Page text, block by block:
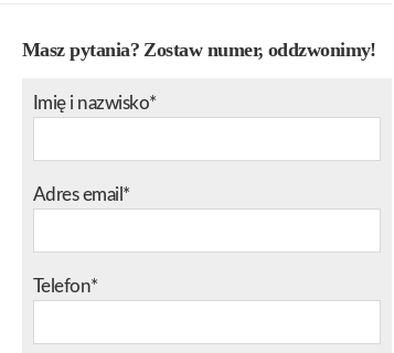
Masz pytania? Zostaw numer, oddzwonimy!
Imię i nazwisko*
Adres email*
Telefon*